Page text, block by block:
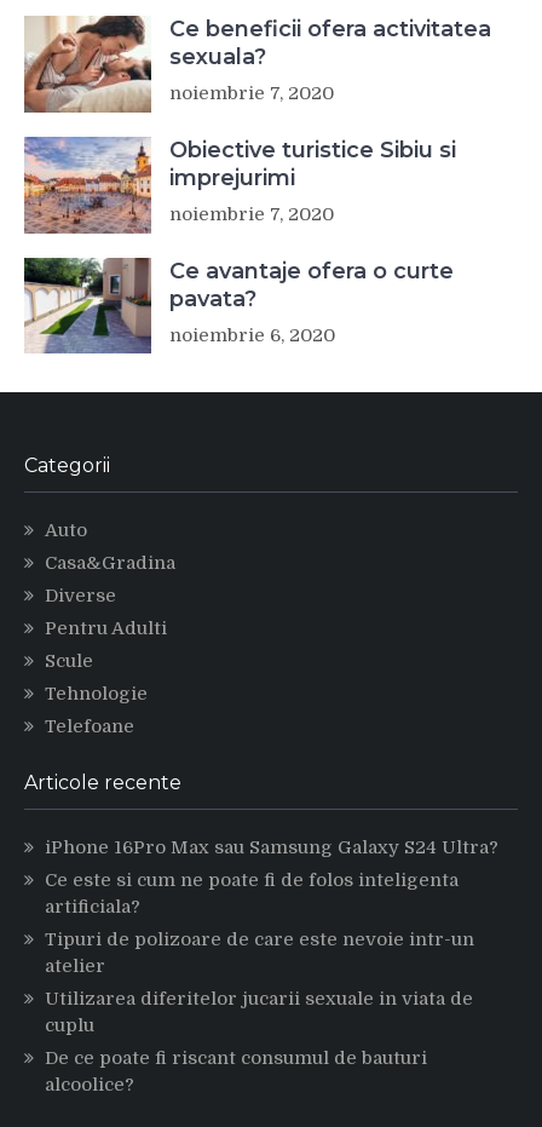
Ce beneficii ofera activitatea
sexuala?
noiembrie 7, 2020
Obiective turistice Sibiu si
imprejurimi
noiembrie 7, 2020
Ce avantaje ofera o curte
pavata?
noiembrie 6, 2020
Categorii
Auto
Casa&Gradina
Diverse
Pentru Adulti
Scule
Tehnologie
Telefoane
Articole recente
iPhone 16Pro Max sau Samsung Galaxy S24 Ultra?
Ce este si cum ne poate fi de folos inteligenta
artificiala?
Tipuri de polizoare de care este nevoie intr-un
atelier
Utilizarea diferitelor jucarii sexuale in viata de
cuplu
De ce poate fi riscant consumul de bauturi
alcoolice?